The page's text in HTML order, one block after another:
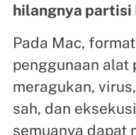
hilangnya partisi
Pada Mac,
penggunaan alat
meragukan,
sah, dan
semuanya dapat